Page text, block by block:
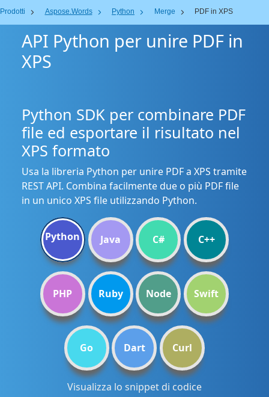
Prodotti Aspose.Words Python Merge PDF in XPS
API Python per unire PDF in
XPS
Python SDK per combinare PDF
file ed esportare il risultato nel
XPS formato
Usa la libreria Python per unire PDF a XPS tramite
REST API. Combina facilmente due o più PDF file
in un unico XPS file utilizzando Python.
Python Java C# C++
PHP Ruby Node Swift
Go Dart Curl
Visualizza lo snippet di codice